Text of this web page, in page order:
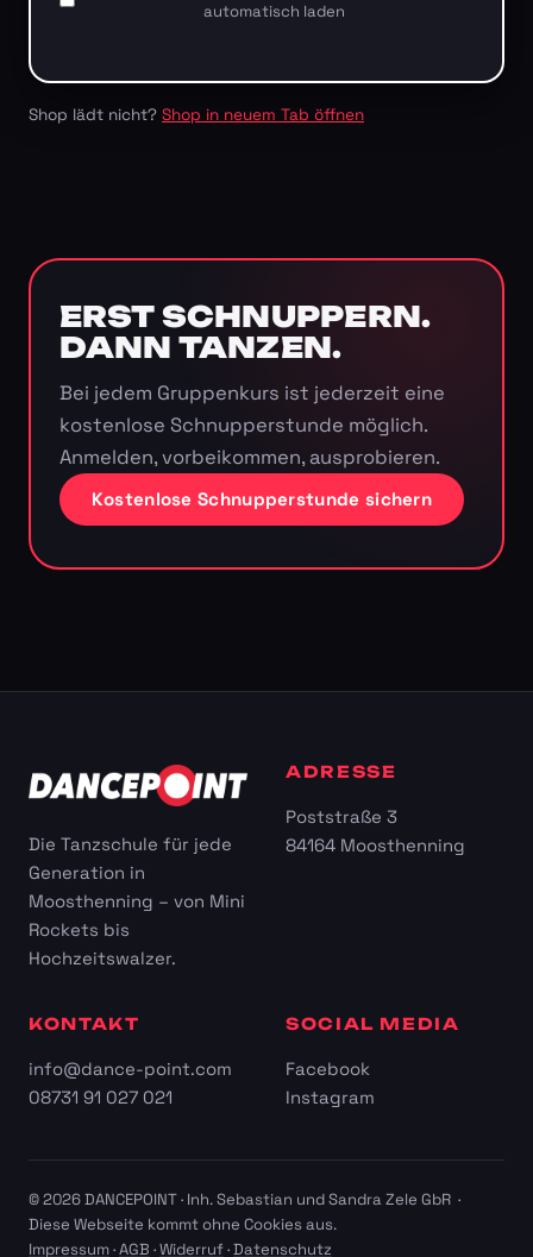
automatisch laden
Shop lädt nicht? Shop in neuem Tab öffnen
ERST SCHNUPPERN.
DANN TANZEN.
Bei jedem Gruppenkurs ist jederzeit eine
kostenlose Schnupperstunde möglich.
Anmelden, vorbeikommen, ausprobieren.
Kostenlose Schnupperstunde sichern
Die Tanzschule für jede
Generation in
Moosthenning – von Mini
Rockets bis
Hochzeitswalzer.
ADRESSE
Poststraße 3
84164 Moosthenning
KONTAKT
info@dance-point.com
08731 91 027 021
SOCIAL MEDIA
Facebook
Instagram
© 2026 DANCEPOINT · Inh. Sebastian und Sandra Zele GbR ·
Diese Webseite kommt ohne Cookies aus.
Impressum·AGB ·Widerruf·Datenschutz